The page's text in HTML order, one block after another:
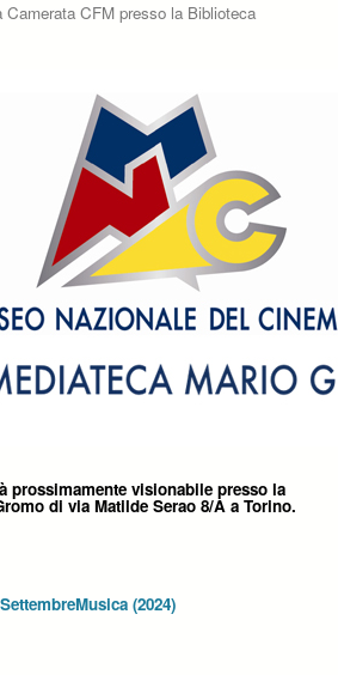
CFM presso la Biblioteca
prossimamente visionabile presso la
di via Matilde Serao 8/A a Torino.
(2024)